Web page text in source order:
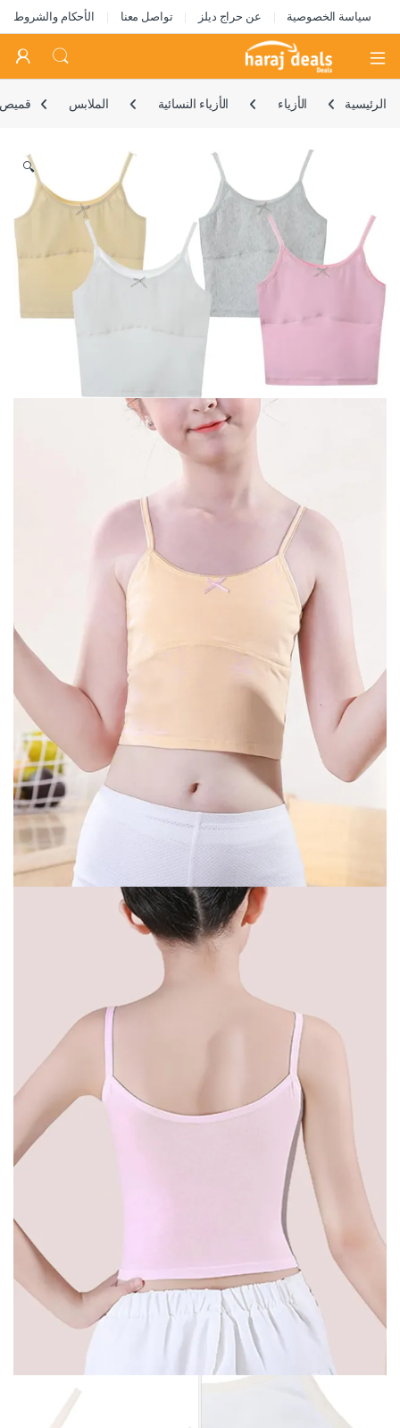
سياسة الخصوصية عن حراج ديلز تواصل معنا الأحكام والشروط
Open
الرئيسية الأزياء الأزياء النسائية الملابس قميص
🔍